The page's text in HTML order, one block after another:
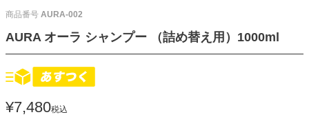
商品番号 AURA-002
AURA オーラ シャンプー （詰め替え用）1000ml
¥7,480税込